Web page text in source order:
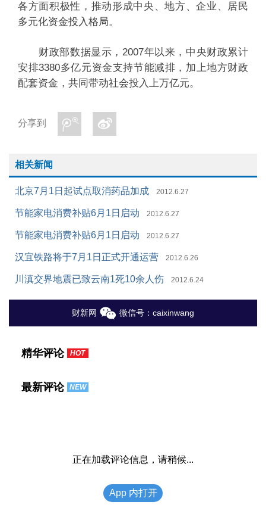
各方面积极性，推动形成中央、地方、企业、居民
多元化资金投入格局。
财政部数据显示，2007年以来，中央财政累计
安排3380多亿元资金支持节能减排，加上地方财政
配套资金，共同带动社会投入上万亿元。
分享到
相关新闻
北京7月1日起试点取消药品加成 2012.6.27
节能家电消费补贴6月1日启动 2012.6.27
节能家电消费补贴6月1日启动 2012.6.27
汉宜铁路将于7月1日正式开通运营 2012.6.26
川滇交界地震已致云南1死10余人伤 2012.6.24
财新网 微信号：caixinwang
精华评论 HOT
最新评论 NEW
正在加载评论信息，请稍候...
App 内打开